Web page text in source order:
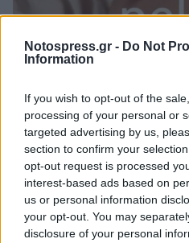
Notospress.gr - Do Not
Information
If you wish to opt-out of the
processing of your personal or
targeted advertising by us,
section to confirm your
opt-out request is processed
interest-based ads based on
us or personal information
your opt-out. You may
disclosure of your personal